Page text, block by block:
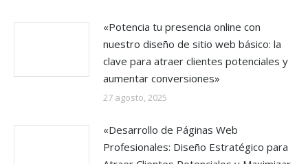
«Potencia tu presencia online con
nuestro diseño de sitio web básico: la
clave para atraer clientes potenciales y
aumentar conversiones»
27 agosto, 2025
«Desarrollo de Páginas Web
Profesionales: Diseño Estratégico para